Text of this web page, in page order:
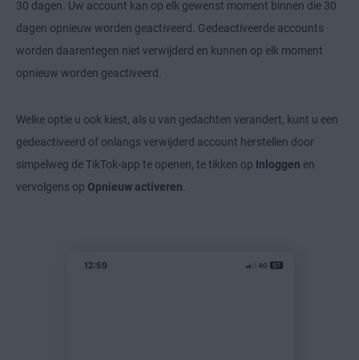
30 dagen. Uw account kan op elk gewenst moment binnen die 30
dagen opnieuw worden geactiveerd. Gedeactiveerde accounts
worden daarentegen niet verwijderd en kunnen op elk moment
opnieuw worden geactiveerd.
Welke optie u ook kiest, als u van gedachten verandert, kunt u een
gedeactiveerd of onlangs verwijderd account herstellen door
simpelweg de TikTok-app te openen, te tikken op Inloggen en
vervolgens op Opnieuw activeren.